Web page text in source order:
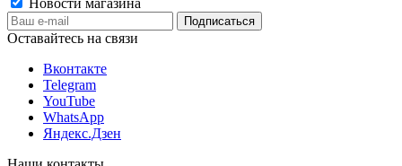
Оставайтесь на связи
Вконтакте
Telegram
YouTube
WhatsApp
Яндекс.Дзен